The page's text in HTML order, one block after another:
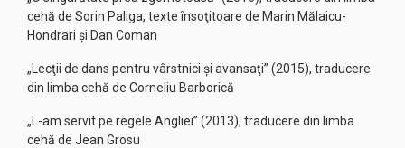
cehă de Sorin Paliga, texte însoţitoare de Marin Mălaicu-
Hondrari şi Dan Coman
„Lecţii de dans pentru vârstnici şi avansaţi” (2015), traducere
din limba cehă de Corneliu Barborică
„L-am servit pe regele Angliei” (2013), traducere din limba
cehă de Jean Grosu